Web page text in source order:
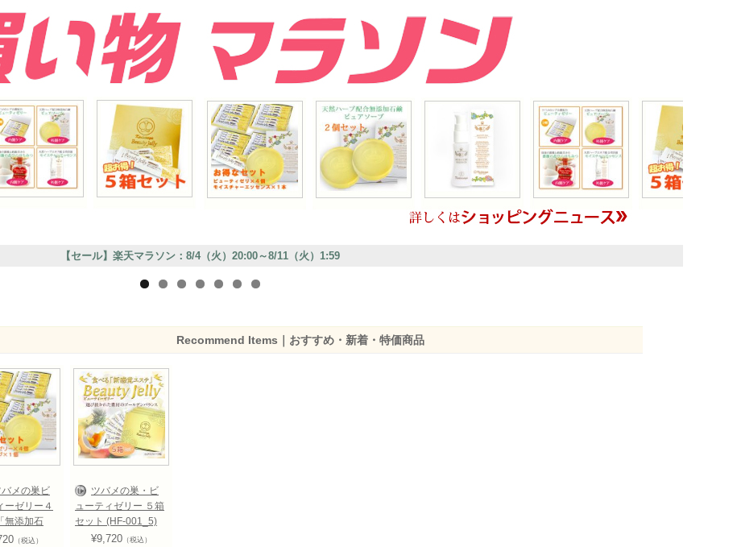
Recommend Items｜おすすめ・新着・特価商品
バメの巣ビ
ーゼリー４
無添加石
アソープ」
（税込）
ツバメの巣・ビ
ューティゼリー ５箱
セット (HF-001_5)
¥9,720 （税込）